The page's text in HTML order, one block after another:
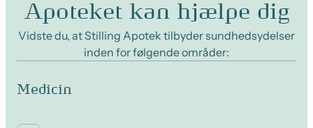
Apoteket kan hjælpe dig
Vidste du, at Stilling Apotek tilbyder sundhedsydelser
inden for følgende områder:
Medicin